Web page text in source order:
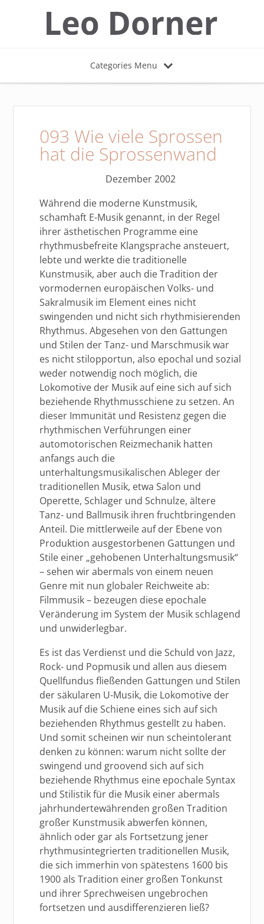
Categories Menu
093 Wie viele Sprossen
hat die Sprossenwand
Dezember 2002
Während die moderne Kunstmusik,
schamhaft E-Musik genannt, in der Regel
ihrer ästhetischen Programme eine
rhythmusbefreite Klangsprache ansteuert,
lebte und werkte die traditionelle
Kunstmusik, aber auch die Tradition der
vormodernen europäischen Volks- und
Sakralmusik im Element eines nicht
swingenden und nicht sich rhythmisierenden
Rhythmus. Abgesehen von den Gattungen
und Stilen der Tanz- und Marschmusik war
es nicht stilopportun, also epochal und sozial
weder notwendig noch möglich, die
Lokomotive der Musik auf eine sich auf sich
beziehende Rhythmusschiene zu setzen. An
dieser Immunität und Resistenz gegen die
rhythmischen Verführungen einer
automotorischen Reizmechanik hatten
anfangs auch die
unterhaltungsmusikalischen Ableger der
traditionellen Musik, etwa Salon und
Operette, Schlager und Schnulze, ältere
Tanz- und Ballmusik ihren fruchtbringenden
Anteil. Die mittlerweile auf der Ebene von
Produktion ausgestorbenen Gattungen und
Stile einer „gehobenen Unterhaltungsmusik“
– sehen wir abermals von einem neuen
Genre mit nun globaler Reichweite ab:
Filmmusik – bezeugen diese epochale
Veränderung im System der Musik schlagend
und unwiderlegbar.
Es ist das Verdienst und die Schuld von Jazz,
Rock- und Popmusik und allen aus diesem
Quellfundus fließenden Gattungen und Stilen
der säkularen U-Musik, die Lokomotive der
Musik auf die Schiene eines sich auf sich
beziehenden Rhythmus gestellt zu haben.
Und somit scheinen wir nun scheintolerant
denken zu können: warum nicht sollte der
swingend und groovend sich auf sich
beziehende Rhythmus eine epochale Syntax
und Stilistik für die Musik einer abermals
jahrhundertewährenden großen Tradition
großer Kunstmusik abwerfen können,
ähnlich oder gar als Fortsetzung jener
rhythmusintegrierten traditionellen Musik,
die sich immerhin von spätestens 1600 bis
1900 als Tradition einer großen Tonkunst
und ihrer Sprechweisen ungebrochen
fortsetzen und ausdifferenzieren ließ?